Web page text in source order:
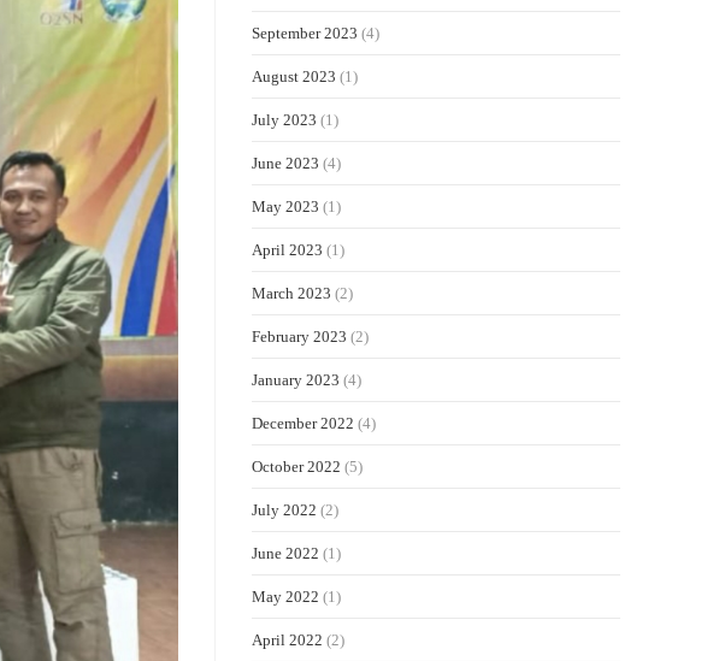
September 2023 (4)
August 2023 (1)
July 2023 (1)
June 2023 (4)
May 2023 (1)
April 2023 (1)
March 2023 (2)
February 2023 (2)
January 2023 (4)
December 2022 (4)
October 2022 (5)
July 2022 (2)
June 2022 (1)
May 2022 (1)
April 2022 (2)